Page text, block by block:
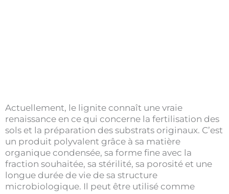
Actuellement, le lignite connaît une vraie
renaissance en ce qui concerne la fertilisation des
sols et la préparation des substrats originaux. C’est
un produit polyvalent grâce à sa matière
organique condensée, sa forme fine avec la
fraction souhaitée, sa stérilité, sa porosité et une
longue durée de vie de sa structure
microbiologique. Il peut être utilisé comme